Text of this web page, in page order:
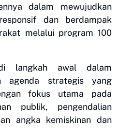
dalam mewujudkan
dan berdampak
melalui program 100
langkah awal dalam
agenda strategis yang
fokus utama pada
publik, pengendalian
angka kemiskinan dan